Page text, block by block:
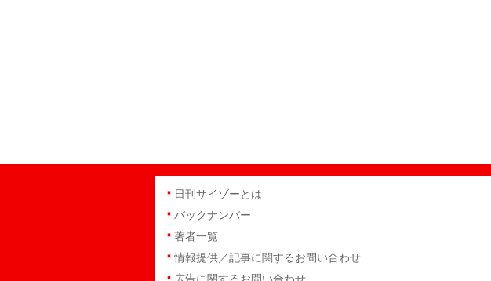
日刊サイゾーとは
バックナンバー
著者一覧
情報提供／記事に関するお問い合わせ